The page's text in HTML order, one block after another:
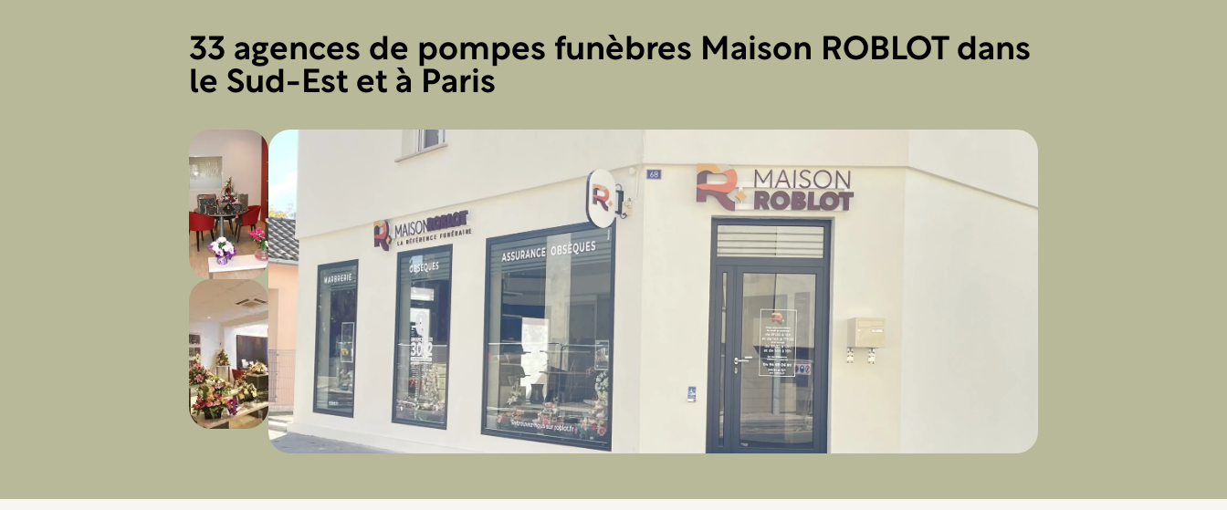
Urgence décès au30 12.
Appel gratuit, à votre service 24H/7J.
4.8/5(236 avis)*
Pompes Funèbres Roblot Tain l'Hermitage
parking de la République
26600 Tain l'Hermitage
04 75 08 16 40
Urgence décès au
Appel gratuit, à votre service 24H/7J.
(67 avis)*
Devis obsèques Fiche agence
33 agences de pompes funèbres Maison ROBLOT dans
le Sud-Est et à Paris